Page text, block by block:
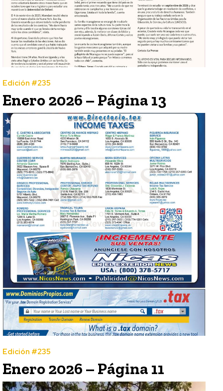
Edición #235
Enero 2026 – Página 13
Edición #235
Enero 2026 – Página 11